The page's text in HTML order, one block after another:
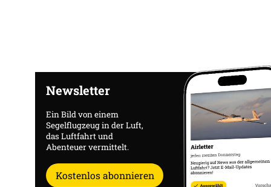
Newsletter
Ein Bild von einem
Segelflugzeug in der Luft,
das Luftfahrt und
Abenteuer vermittelt.
Kostenlos abonnieren